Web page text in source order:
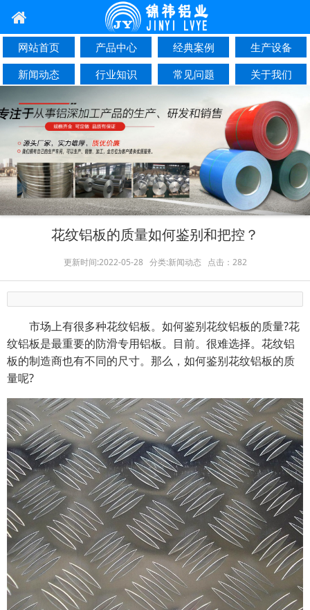
网站首页 产品中心 经典案例
生产设备
新闻动态
行业知识 常见问题
关于我们
联系我们
花纹铝板的质量如何鉴别和把控？
更新时间:2022-05-28 分类:新闻动态 点击：282
市场上有很多种花纹铝板。如何鉴别花纹铝板的质量?花
纹铝板是最重要的防滑专用铝板。目前。很难选择。花纹铝
板的制造商也有不同的尺寸。那么，如何鉴别花纹铝板的质
量呢?